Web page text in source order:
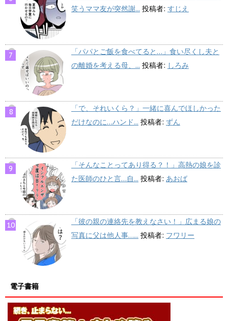
笑うママ友が突然謝... 投稿者: すじえ
「パパとご飯を食べてると…」食い尽くし夫と
の離婚を考える母、... 投稿者: しろみ
「で、それいくら？」一緒に喜んでほしかった
だけなのに…ハンド... 投稿者: ずん
「そんなことってあり得る？！」高熱の娘を診
た医師のひと言…自... 投稿者: あおば
「彼の親の連絡先を教えなさい！」広まる娘の
写真に父は他人事…... 投稿者: フワリー
電子書籍